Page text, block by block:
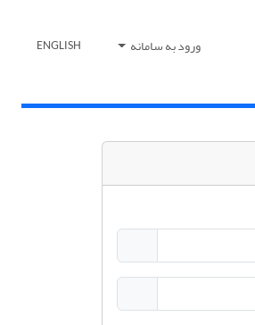
ورود به سامانه ENGLISH